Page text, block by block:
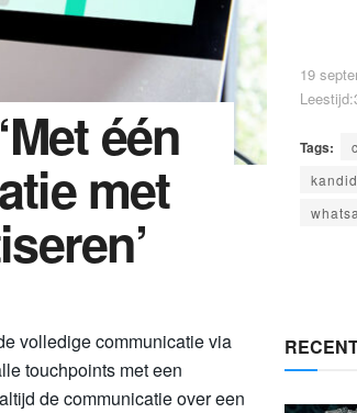
één
met
19
Tags:
volledige communicatie via
touchpoints met een
de communicatie over een